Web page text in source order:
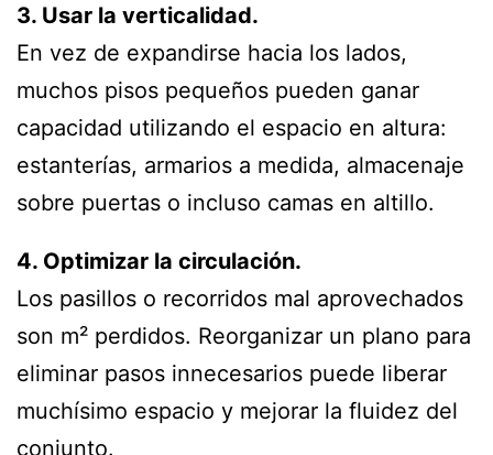
3. Usar la verticalidad.
En vez de expandirse hacia los lados,
muchos pisos pequeños pueden ganar
capacidad utilizando el espacio en altura:
estanterías, armarios a medida, almacenaje
sobre puertas o incluso camas en altillo.
4. Optimizar la circulación.
Los pasillos o recorridos mal aprovechados
son m² perdidos. Reorganizar un plano para
eliminar pasos innecesarios puede liberar
muchísimo espacio y mejorar la fluidez del
conjunto.